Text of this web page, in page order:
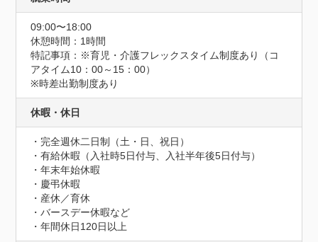
09:00〜18:00
休憩時間：1時間
特記事項：※育児・介護フレックスタイム制度あり（コ
アタイム10：00～15：00）
※時差出勤制度あり
休暇・休日
・完全週休二日制（土・日、祝日）
・有給休暇（入社時5日付与、入社半年後5日付与）
・年末年始休暇
・慶弔休暇
・産休／育休
・バースデー休暇など
・年間休日120日以上